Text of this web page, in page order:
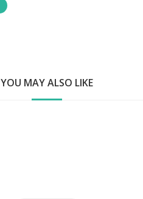
YOU MAY ALSO LIKE